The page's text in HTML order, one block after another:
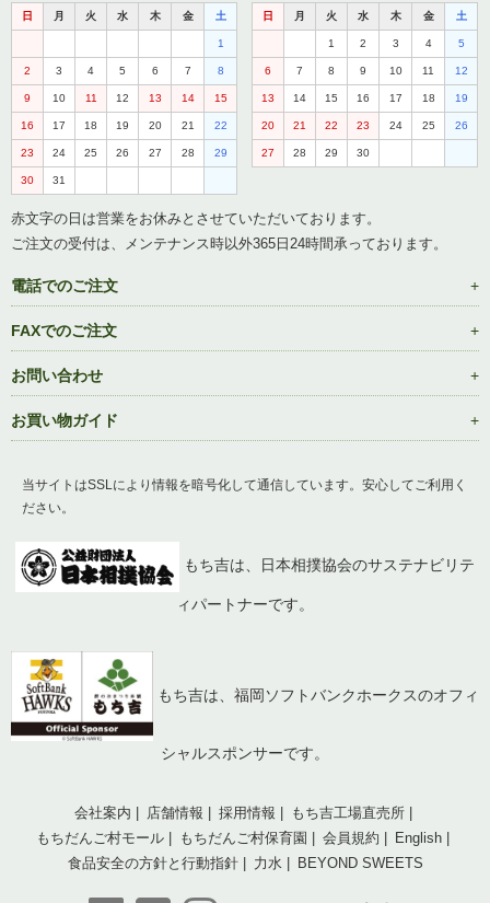
日 月 火 水 木 金 土
1
2 3 4 5 6 7 8
9 10 11 12 13 14 15
16 17 18 19 20 21 22
23 24 25 26 27 28 29
30 31
日 月 火 水 木 金 土
1 2 3 4 5
6 7 8 9 10 11 12
13 14 15 16 17 18 19
20 21 22 23 24 25 26
27 28 29 30
赤文字の日は営業をお休みとさせていただいております。
ご注文の受付は、メンテナンス時以外365日24時間承っております。
電話でのご注文
FAXでのご注文
お問い合わせ
お買い物ガイド
当サイトはSSLにより情報を暗号化して通信しています。安心してご利用く
ださい。
もち吉は、日本相撲協会のサステナビリテ
ィパートナーです。
もち吉は、福岡ソフトバンクホークスのオフィ
シャルスポンサーです。
会社案内 店舗情報 採用情報
もち吉工場直売所
もちだんご村モール
もちだんご村保育園 会員規約
English
食品安全の方針と行動指針
力水 BEYOND SWEETS